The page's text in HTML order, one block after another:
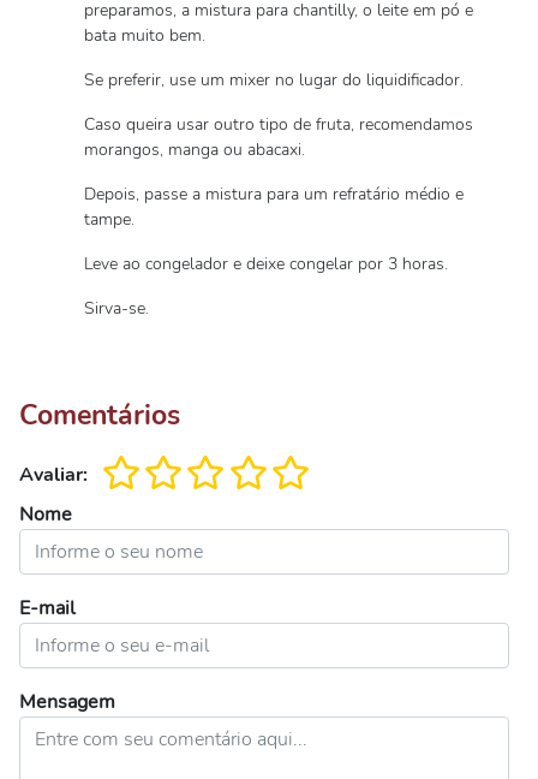
preparamos, a mistura para chantilly, o leite em pó e
bata muito bem.
Se preferir, use um mixer no lugar do liquidificador.
Caso queira usar outro tipo de fruta, recomendamos
morangos, manga ou abacaxi.
Depois, passe a mistura para um refratário médio e
tampe.
Leve ao congelador e deixe congelar por 3 horas.
Sirva-se.
Comentários
Avaliar:
Nome
E-mail
Mensagem